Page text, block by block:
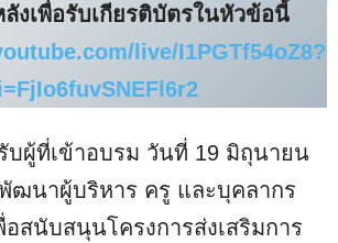
งเพื่อรับเกียรติบัตรในหัวข้อนี้
live/I1PGTf54oZ8?
บผู้ที่เข้าอบรม วันที่ 19 มิถุนายน
ฒนาผู้บริหาร ครู และบุคลากร
อสนับสนุนโครงการส่งเสริมการ